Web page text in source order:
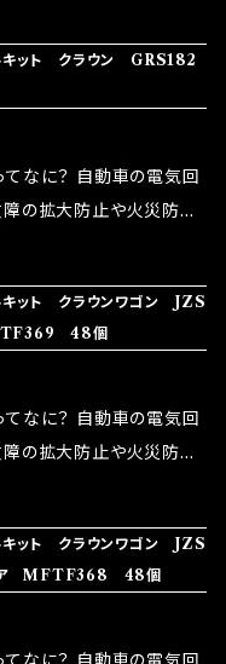
タウンユースだけでなく、
ンでの実証実験の上、 製
。
になります。 ◇マジカル
ルヒューズは放電防止効
より、このような効果を
レスポンスの向上 ・アイ
UP） ・ターボ車のターボ
タウンユースだけでなく、
での実証実験の上、 製
。
力供給を行っています。
い去れない欠点があり
が露出している為、空気
金属プレートが接触する
になります。 ◇マジカル
ルヒューズは放電防止効
より、このような効果を
レスポンスの向上 ・アイ
UP） ・ターボ車のターボ
タウンユースだけでなく、
での実証実験の上、 製
。
キット クラウン GRS182
なに？ 自動車の電気回
の拡大防止や火災防止
力供給を行っています。
い去れない欠点があり
が露出している為、空気
金属プレートが接触する
になります。 ◇マジカル
ルヒューズは放電防止効
より、このような効果を
レスポンスの向上 ・アイ
ット クラウンワゴン JZS
48個
なに？ 自動車の電気回
の拡大防止や火災防止
力供給を行っています。
い去れない欠点があり
が露出している為、空気
ット クラウンワゴン JZS
ア MFTF368 48個